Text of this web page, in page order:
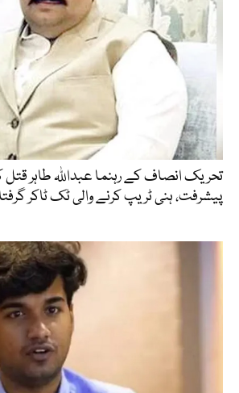
تحریک انصاف کے رہنما عبداللہ طاہر
پیشرفت، ہنی ٹریپ کرنے والی ٹک ٹاکر